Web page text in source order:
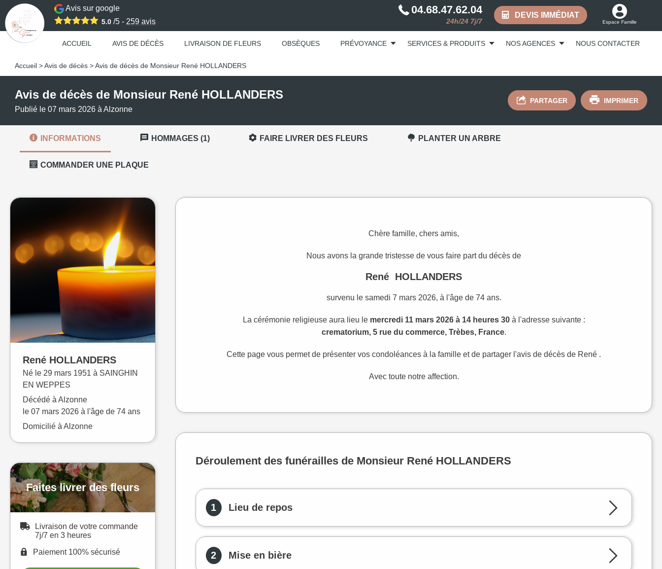
Avis sur google
5.0 /5 - 259 avis
04.68.47.62.04
24h/24 7j/7
DEVIS IMMÉDIAT
Espace Famille
ACCUEIL AVIS DE DÉCÈS LIVRAISON DE FLEURS OBSÈQUES PRÉVOYANCE SERVICES & PRODUITS NOS AGENCES NOUS CONTACTER
Accueil >Avis de décès >Avis de décès de Monsieur René HOLLANDERS
Avis de décès de Monsieur René HOLLANDERS
Publié le 07 mars 2026 à Alzonne
PARTAGER IMPRIMER
INFORMATIONS HOMMAGES (1) FAIRE LIVRER DES FLEURS PLANTER UN ARBRE
COMMANDER UNE PLAQUE
René HOLLANDERS
Né le 29 mars 1951 à SAINGHIN
EN WEPPES
Décédé à Alzonne
le 07 mars 2026 à l'âge de 74 ans
Domicilié à Alzonne
Faites livrer des fleurs
Livraison de votre commande
7j/7 en 3 heures
Paiement 100% sécurisé
Chère famille, chers amis,
Nous avons la grande tristesse de vous faire part du décès de
René HOLLANDERS
survenu le samedi 7 mars 2026, à l'âge de 74 ans.
La cérémonie religieuse aura lieu le mercredi 11 mars 2026 à 14 heures 30à l'adresse suivante :
crematorium, 5 rue du commerce, Trèbes, France.
Cette page vous permet de présenter vos condoléances à la famille et de partager l'avis de décès de René .
Avec toute notre affection.
Déroulement des funérailles de Monsieur René HOLLANDERS
1 Lieu de repos
2 Mise en bière